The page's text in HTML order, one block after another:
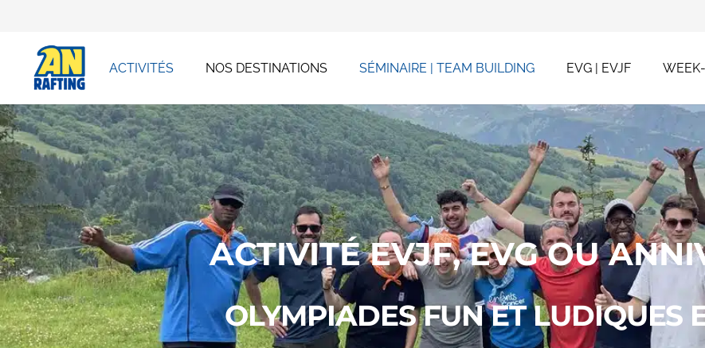
ACTIVITÉS NOS DESTINATIONS SÉMINAIRE | TEAM BUILDING EVG | EVJF
ACTIVITÉ EVJF, EVG OU
OLYMPIADES FUN ET LUDIQUES